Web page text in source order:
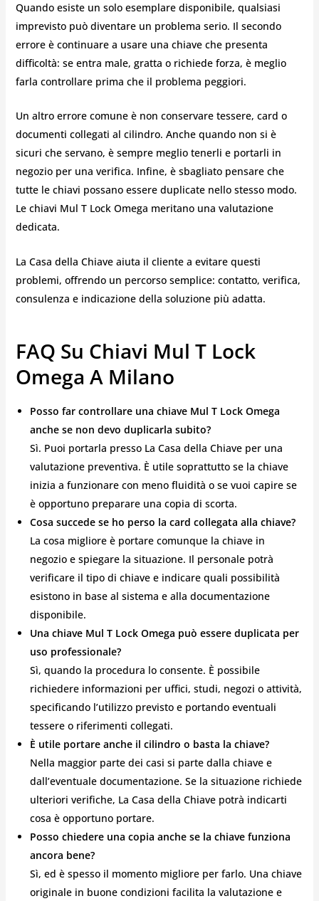
Quando esiste un solo esemplare disponibile, qualsiasi
imprevisto può diventare un problema serio. Il secondo
errore è continuare a usare una chiave che presenta
difficoltà: se entra male, gratta o richiede forza, è meglio
farla controllare prima che il problema peggiori.
Un altro errore comune è non conservare tessere, card o
documenti collegati al cilindro. Anche quando non si è
sicuri che servano, è sempre meglio tenerli e portarli in
negozio per una verifica. Infine, è sbagliato pensare che
tutte le chiavi possano essere duplicate nello stesso modo.
Le chiavi Mul T Lock Omega meritano una valutazione
dedicata.
La Casa della Chiave aiuta il cliente a evitare questi
problemi, offrendo un percorso semplice: contatto, verifica,
consulenza e indicazione della soluzione più adatta.
FAQ Su Chiavi Mul T Lock
Omega A Milano
Posso far controllare una chiave Mul T Lock Omega
anche se non devo duplicarla subito?
Sì. Puoi portarla presso La Casa della Chiave per una
valutazione preventiva. È utile soprattutto se la chiave
inizia a funzionare con meno fluidità o se vuoi capire se
è opportuno preparare una copia di scorta.
Cosa succede se ho perso la card collegata alla chiave?
La cosa migliore è portare comunque la chiave in
negozio e spiegare la situazione. Il personale potrà
verificare il tipo di chiave e indicare quali possibilità
esistono in base al sistema e alla documentazione
disponibile.
Una chiave Mul T Lock Omega può essere duplicata per
uso professionale?
Sì, quando la procedura lo consente. È possibile
richiedere informazioni per uffici, studi, negozi o attività,
specificando l’utilizzo previsto e portando eventuali
tessere o riferimenti collegati.
È utile portare anche il cilindro o basta la chiave?
Nella maggior parte dei casi si parte dalla chiave e
dall’eventuale documentazione. Se la situazione richiede
ulteriori verifiche, La Casa della Chiave potrà indicarti
cosa è opportuno portare.
Posso chiedere una copia anche se la chiave funziona
ancora bene?
Sì, ed è spesso il momento migliore per farlo. Una chiave
originale in buone condizioni facilita la valutazione e